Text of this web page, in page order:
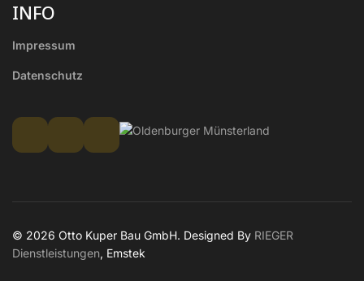
INFO
Impressum
Datenschutz
© 2026 Otto Kuper Bau GmbH. Designed By RIEGER
Dienstleistungen, Emstek